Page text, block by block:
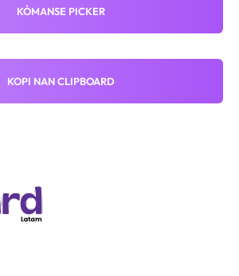
KÒMANSE PICKER
KOPI NAN CLIPBOARD